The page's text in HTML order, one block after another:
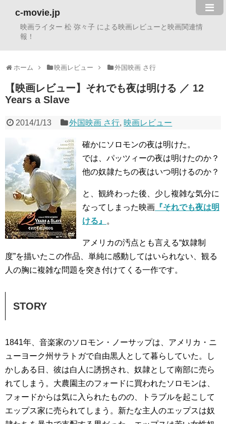
c-movie.jp
映画ライター 松 弥々子 による映画レビューと映画関連情
報！
ホーム 映画レビュー 外国映画 さ行
【映画レビュー】それでも夜は明ける ／ 12
Years a Slave
2014/1/13 外国映画 さ行, 映画レビュー
確かにソロモンの夜は明けた。
では、パッツィーの夜は明けたのか？
他の奴隷たちの夜はいつ明けるのか？
と、観終わった後、少し複雑な気分に
なってしまった映画 『それでも夜は明
ける』
。
アメリカの汚点とも言える“奴隷制
度”を描いたこの作品、単純に感動してはいられない、観る
人の胸に複雑な問題を突き付けてくる一作です。
STORY
1841年、音楽家のソロモン・ノーサップは、アメリカ・ニ
ューヨーク州サラトガで自由黒人として暮らしていた。し
かしある日、彼は白人に誘拐され、奴隷として南部に売ら
れてしまう。大農園主のフォードに買われたソロモンは、
フォードからは気に入られたものの、トラブルを起こして
エップス家に売られてしまう。新たな主人のエップスは奴